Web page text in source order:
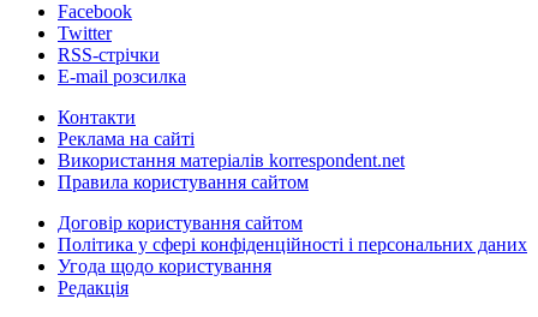
Facebook
Twitter
RSS-стрічки
E-mail розсилка
Контакти
Реклама на сайті
Використання матеріалів korrespondent.net
Правила користування сайтом
Договір користування сайтом
Політика у сфері конфіденційності і персональних даних
Угода щодо користування
Редакція